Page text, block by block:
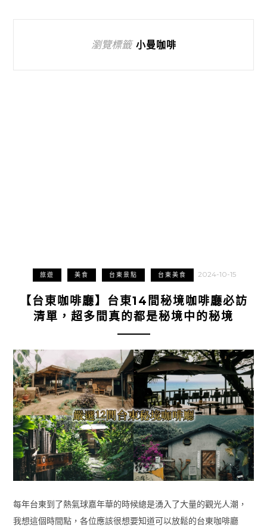
瀏覽標籤 小曼咖啡
旅遊 美食 台東景點 台東美食 2024-10-15
【台東咖啡廳】台東14間秘境咖啡廳必訪
清單，超多間真的都是秘境中的秘境
每年台東到了熱氣球嘉年華的時候總是湧入了大量的觀光人潮，
我想這個時間點，各位應該很想要知道可以放鬆的台東咖啡廳